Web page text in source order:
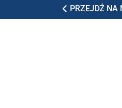
PRZEJDŹ NA